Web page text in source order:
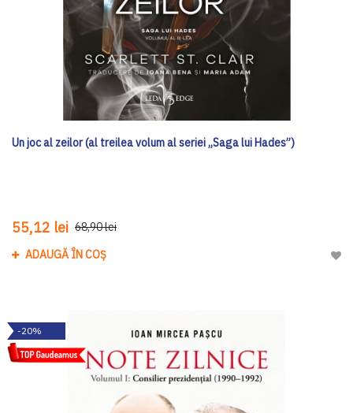
Un joc al zeilor (al treilea volum al seriei „Saga lui Hades”)
55,12 lei 68,90 lei
ADAUGĂ ÎN COȘ
-20%